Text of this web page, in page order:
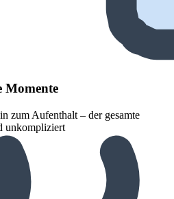
Momente
zum Aufenthalt – der gesamte
unkompliziert